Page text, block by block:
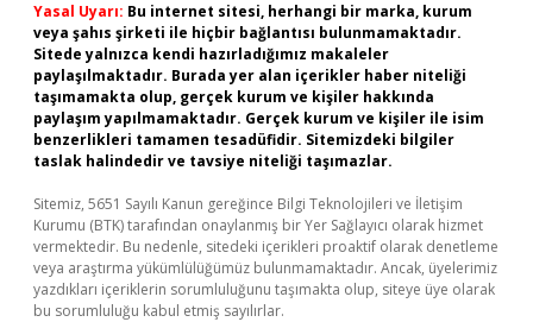
Yasal Uyarı: Bu internet sitesi, herhangi bir marka, kurum
veya şahıs şirketi ile hiçbir bağlantısı bulunmamaktadır.
Sitede yalnızca kendi hazırladığımız makaleler
paylaşılmaktadır. Burada yer alan içerikler haber niteliği
taşımamakta olup, gerçek kurum ve kişiler hakkında
paylaşım yapılmamaktadır. Gerçek kurum ve kişiler ile isim
benzerlikleri tamamen tesadüfidir. Sitemizdeki bilgiler
taslak halindedir ve tavsiye niteliği taşımazlar.
Sitemiz, 5651 Sayılı Kanun gereğince Bilgi Teknolojileri ve İletişim
Kurumu (BTK) tarafından onaylanmış bir Yer Sağlayıcı olarak hizmet
vermektedir. Bu nedenle, sitedeki içerikleri proaktif olarak denetleme
veya araştırma yükümlülüğümüz bulunmamaktadır. Ancak, üyelerimiz
yazdıkları içeriklerin sorumluluğunu taşımakta olup, siteye üye olarak
bu sorumluluğu kabul etmiş sayılırlar.